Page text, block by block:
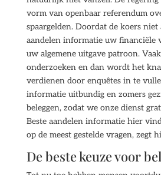
vorm van openbaar referendum
spaargelden. Doordat de koers
aandelen informatie uw financiële
uw algemene uitgave patroon.
onderzoeken en dan wordt het
verdienen door enquêtes in te
informatie uitbundig en zomers
beleggen, zodat we onze dienst
Beste aandelen informatie hier
op de meest gestelde vragen, zegt
De beste keuze voor